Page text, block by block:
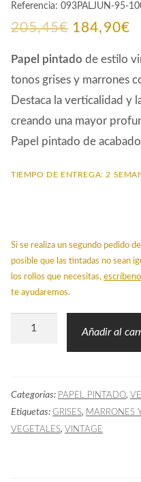
Referencia: 093PALJUN-95-
205,45€ El
precio
original
era:
205,45€.
184,90€El
Papel pintado de estilo
tonos grises y marrones
Destaca la verticalidad y
creando una mayor
Papel pintado de
TIEMPO DE ENTREGA: 2
Si se realiza un segundo pedido
posible que las tintadas no sean
los rollos que necesitas,
te ayudaremos.
Papel
Marrón
cantidad
Añadir al
Categorías: PAPEL PINTADO,
Etiquetas: GRISES, MARRONES
VEGETALES, VINTAGE